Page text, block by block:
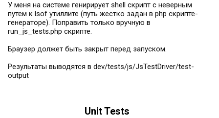
У меня на системе генирирует shell скрипт с неверным
путем к lsof утиллите (путь жестко задан в php скрипте-
генераторе). Поправить только вручную в
run_js_tests.php скрипте.
Браузер должет быть закрыт перед запуском.
Результаты выводятся в dev/tests/js/JsTestDriver/test-
output
Unit Tests